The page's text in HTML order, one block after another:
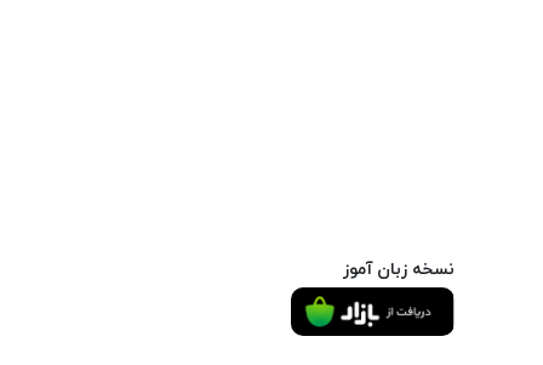
نسخه زبان آموز